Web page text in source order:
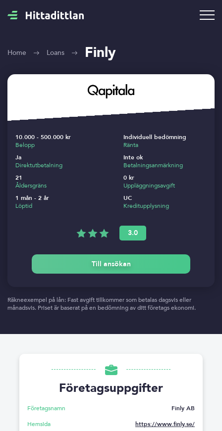
Home Loans Finly
10.000 - 500.000 kr
Belopp
Ja
Direktutbetalning
21
Åldersgräns
1 mån - 2 år
Löptid
Individuell bedömning
Ränta
Inte ok
Betalningsanmärkning
0 kr
Uppläggningsavgift
UC
Kreditupplysning
3.0
Till ansökan
Räkneexempel på lån: Fast avgift tillkommer som betalas dagsvis eller
månadsvis. Priset är baserat på en bedömning av ditt företags ekonomi.
Företagsuppgifter
Företagsnamn
Finly AB
Hemsida
https://www.finly.se/